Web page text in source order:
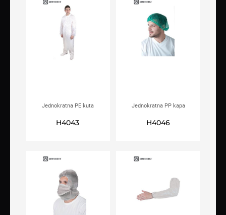
Jednokratna PE kuta
H4043
Jednokratna PP kapa
H4046